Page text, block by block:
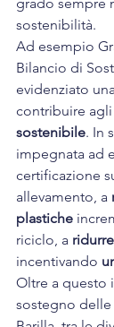
sostenibilità.
Ad esempio
Bilancio di
evidenziato
contribuire agli
sostenibile. In
impegnata ad
certificazione
allevamento, a
plastiche
riciclo, a
incentivando
Oltre a questo
sostegno